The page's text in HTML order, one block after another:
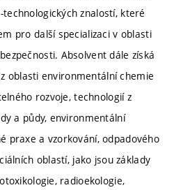
znalostí, které
pro další specializaci v oblasti
Absolvent dále získá
oblasti environmentální chemie
rozvoje, technologií z
a půdy, environmentální
praxe a vzorkování, odpadového
oblastí, jako jsou základy
radioekologie,